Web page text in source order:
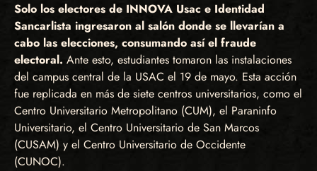
Solo los electores de INNOVA Usac e Identidad
Sancarlista ingresaron al salón donde se llevarían a
cabo las elecciones, consumando así el fraude
electoral. Ante esto, estudiantes tomaron las instalaciones
del campus central de la USAC el 19 de mayo. Esta acción
fue replicada en más de siete centros universitarios, como el
Centro Universitario Metropolitano (CUM), el Paraninfo
Universitario, el Centro Universitario de San Marcos
(CUSAM) y el Centro Universitario de Occidente
(CUNOC).